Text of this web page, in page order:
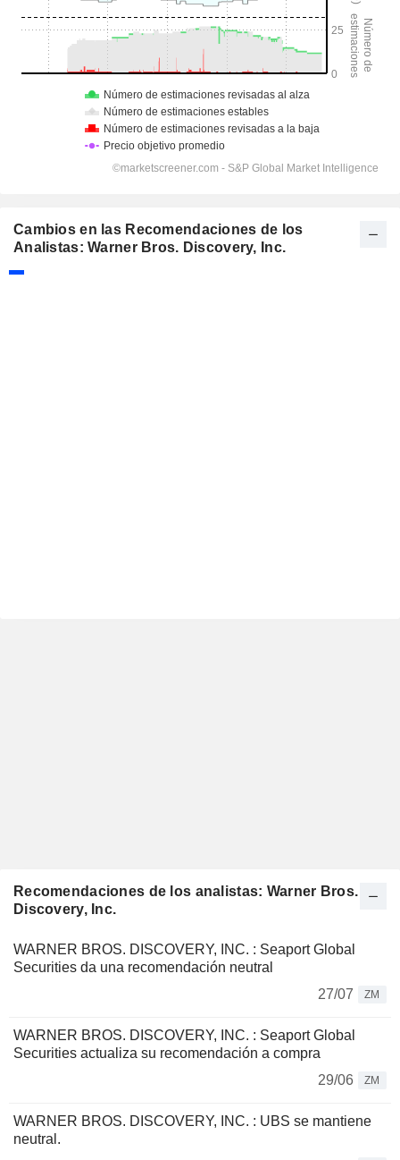
Cambios en las Recomendaciones de los
Analistas: Warner Bros. Discovery, Inc.
Recomendaciones de los analistas: Warner Bros.
Discovery, Inc.
WARNER BROS. DISCOVERY, INC. : Seaport Global
Securities da una recomendación neutral
27/07
ZM
WARNER BROS. DISCOVERY, INC. : Seaport Global
Securities actualiza su recomendación a compra
29/06
ZM
WARNER BROS. DISCOVERY, INC. : UBS se mantiene
neutral.